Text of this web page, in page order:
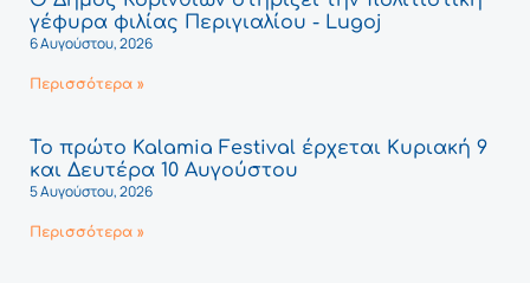
γέφυρα φιλίας Περιγιαλίου - Lugoj
6 Αυγούστου, 2026
Περισσότερα »
Το πρώτο Kalamia Festival έρχεται Κυριακή 9
και Δευτέρα 10 Αυγούστου
5 Αυγούστου, 2026
Περισσότερα »